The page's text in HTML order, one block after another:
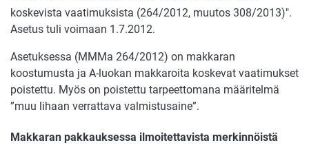
koskevista vaatimuksista (264/2012, muutos 308/2013)".
Asetus tuli voimaan 1.7.2012.
Asetuksessa (MMMa 264/2012) on makkaran
koostumusta ja A-luokan makkaroita koskevat vaatimukset
poistettu. Myös on poistettu tarpeettomana määritelmä
”muu lihaan verrattava valmistusaine”.
Makkaran pakkauksessa ilmoitettavista merkinnöistä